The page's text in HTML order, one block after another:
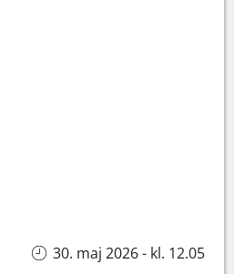
30. maj 2026 - kl. 12.05